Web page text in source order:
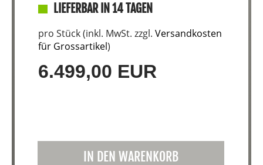
LIEFERBAR IN 14 TAGEN
pro Stück (inkl. MwSt. zzgl. Versandkosten
für Grossartikel)
6.499,00 EUR
IN DEN WARENKORB